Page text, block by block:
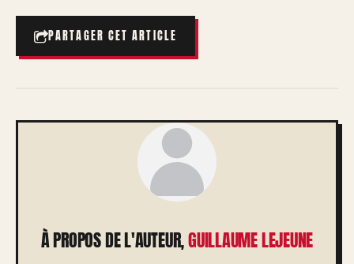
PARTAGER CET ARTICLE
À PROPOS DE L'AUTEUR,GUILLAUME LEJEUNE